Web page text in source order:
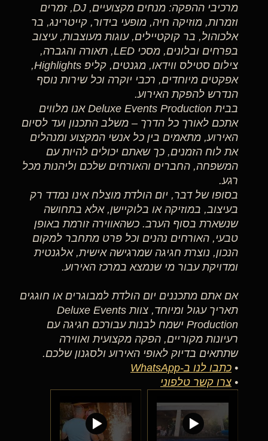
מרכיבי ההפקה: מנחים מקצועיים, DJ, זמרים
וזמרות, מוזיקה חיה, מופעי בידור, קייטרינג, בר
אלכוהול, בר קוקטיילים, עוגות מעוצבות, עיצוב
בפרחים ובלונים, מסכי LED, תאורה והגברה,
צילום סטילס ווידאו, מגנטים, קליפ Highlights,
אפקטים מיוחדים, רכבי יוקרה וכל שירות נוסף
הנדרש להפקת האירוע.
בבית Deluxe Events Production אנו מלווים
אתכם לאורך כל הדרך – משלב התכנון ועד לסיום
האירוע, מתאמים בין כל אנשי המקצוע ומנהלים
את לוח הזמנים, כך שאתם יכולים להיות עם
המשפחה, החברים והאורחים שלכם וליהנות מכל
רגע.
בסופו של דבר, יום הולדת מוצלח אינו נמדד רק
בעיצוב, במוזיקה או בלוקיישן, אלא בתחושה
שנשארת בסוף הערב. כשהאווירה זורמת באופן
טבעי, האורחים נהנים וכל פרט מתחבר למקום
הנכון, נוצרת חגיגה שמרגישה אישית, אלגנטית
ומדויקת עבור מי שנמצא במרכז האירוע.
אם אתם מתכננים יום הולדת למבוגרים או חוגגים
תאריך עגול ומיוחד, צוות Deluxe Events
Production ישמח לבנות עבורכם חגיגה עם
רעיונות מקוריים, הפקה מקצועית ואווירה
שתתאים בדיוק לאופי האירוע ולסגנון שלכם.
• כתבו לנו ב-WhatsApp
• צרו קשר טלפוני